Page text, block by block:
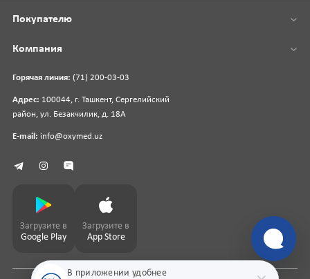
В приложении удобнее
Горячая линия: (71) 200-03-03
Адрес: 100044, г. Ташкент, Сергелийский
район, ул. Безакчилик, д. 18А
E-mail: info@oxymed.uz
Покупателю
Компания
Загрузите в
Google Play
Загрузите в
App Store